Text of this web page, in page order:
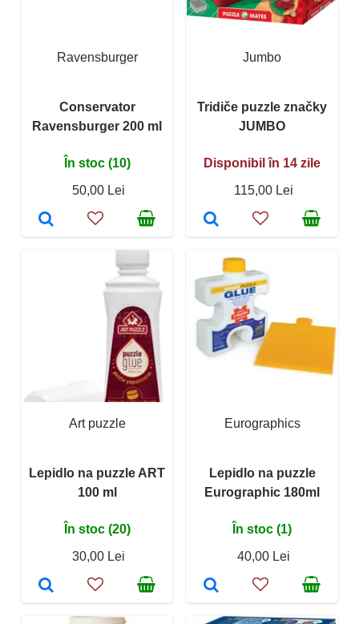
Ravensburger
Conservator
Ravensburger 200 ml
În stoc (10)
50,00 Lei
Jumbo
Tridiče puzzle značky
JUMBO
Disponibil în 14 zile
115,00 Lei
Art puzzle
Lepidlo na puzzle ART
100 ml
În stoc (20)
30,00 Lei
Eurographics
Lepidlo na puzzle
Eurographic 180ml
În stoc (1)
40,00 Lei